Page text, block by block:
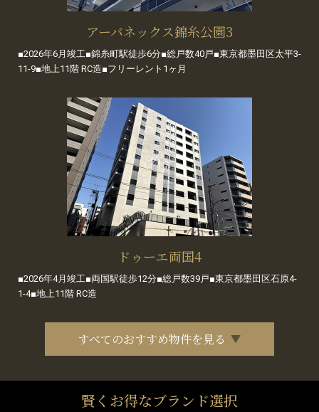
アーバネックス錦糸公園3
■2026年6月竣工■錦糸町駅徒歩6分■総戸数40戸■東京都墨田区太平3-
11-9■地上11階 RC造■フリーレント1ヶ月
ドゥーエ両国4
■2026年4月竣工■両国駅徒歩12分■総戸数39戸■東京都墨田区石原4-
1-4■地上11階 RC造
すべてのおすすめ物件を見る
賢くお得なブランド選択